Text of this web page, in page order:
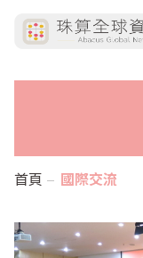
首頁 國際交流